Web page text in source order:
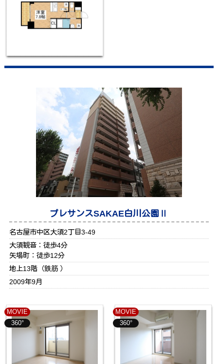
プレサンスSAKAE白川公園Ⅱ
名古屋市中区大須2丁目3-49
大須観音：徒歩4分
矢場町：徒歩12分
地上13階（鉄筋 ）
2009年9月
MOVIE
360°
MOVIE
360°